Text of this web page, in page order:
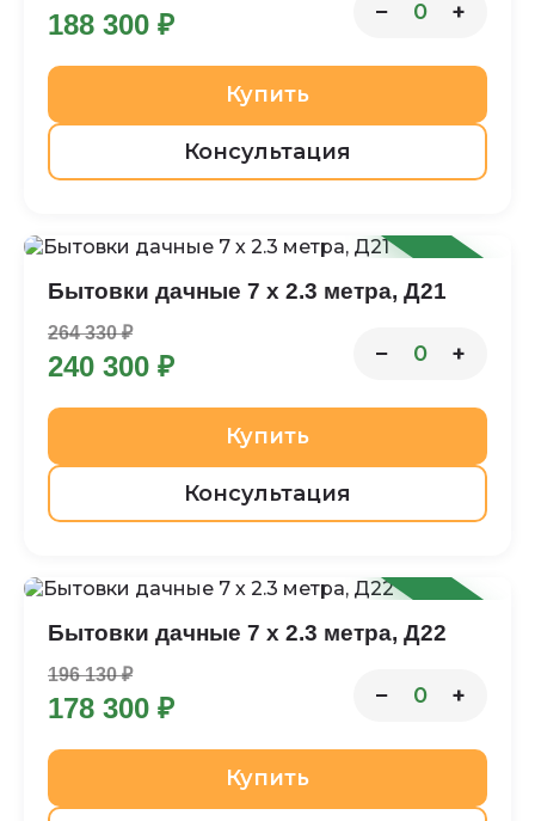
188 300 ₽ − 0 +
Купить
Консультация
-9%
Бытовки дачные 7 х 2.3 метра, Д21
264 330 ₽
240 300 ₽ − 0 +
Купить
Консультация
-9%
Бытовки дачные 7 х 2.3 метра, Д22
196 130 ₽
178 300 ₽ − 0 +
Купить